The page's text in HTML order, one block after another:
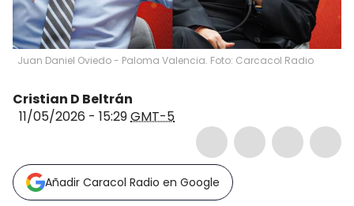
Juan Daniel Oviedo - Paloma Valencia. Foto: Carcacol Radio
Cristian D Beltrán
11/05/2026 - 15:29GMT-5
Añadir Caracol Radio en Google